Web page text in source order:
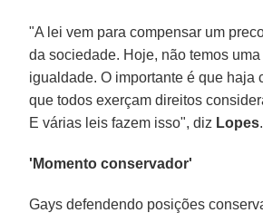
"A lei vem para compensar um
da sociedade. Hoje, não temos
igualdade. O importante é que haja
que todos exerçam direitos
E várias leis fazem isso", diz Lopes.
'Momento conservador'
Gays defendendo posições